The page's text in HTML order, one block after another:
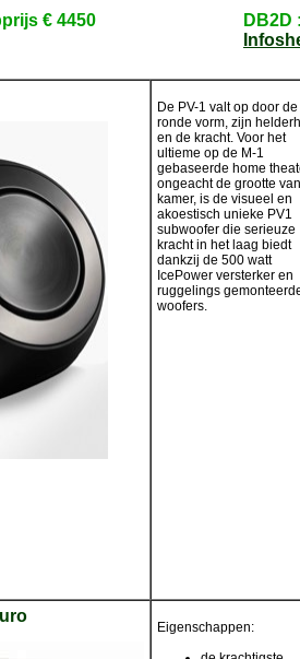
€ 4450
DB2D
De PV-1 valt op door de
ronde vorm, zijn
en de kracht. Voor het
ultieme op de M-1
gebaseerde home
ongeacht de grootte
kamer, is de visueel en
akoestisch unieke PV1
subwoofer die serieuze
kracht in het laag biedt
dankzij de 500 watt
IcePower versterker en
ruggelings
woofers.
Eigenschappen: